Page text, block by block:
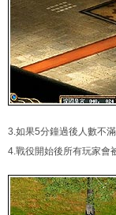
3.如果5分鐘過後人數不
4.戰役開始後所有玩家會